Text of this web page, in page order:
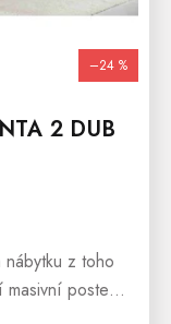
–24 %
2 DUB
z toho
postel s